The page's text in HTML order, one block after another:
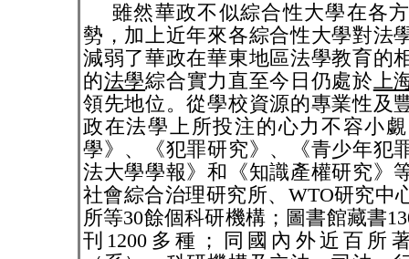
雖然華政不似綜合性大學在各
勢，加上近年來各綜合性大學對法
減弱了華政在華東地區法學教育的
的法學綜合實力直至今日仍處於上
領先地位。從學校資源的專業性及
政在法學上所投注的心力不容小
學》、《犯罪研究》、《青少年犯
法大學學報》和《知識產權研究》
社會綜合治理研究所、 WTO研究中
所等30餘個科研機構；圖書館藏書
刊 1200 多種；同國內外近百所